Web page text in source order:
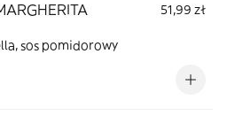
51,99 zł
sos pomidorowy